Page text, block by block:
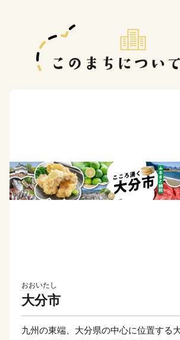
おおいたし
大分市
九州の東端、大分県の中心に位置する